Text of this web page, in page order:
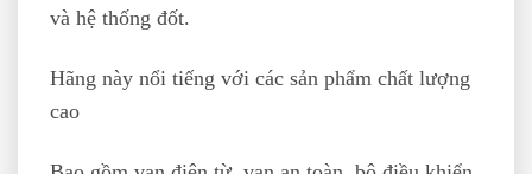
và hệ thống đốt.
Hãng này nổi tiếng với các sản phẩm chất lượng
cao